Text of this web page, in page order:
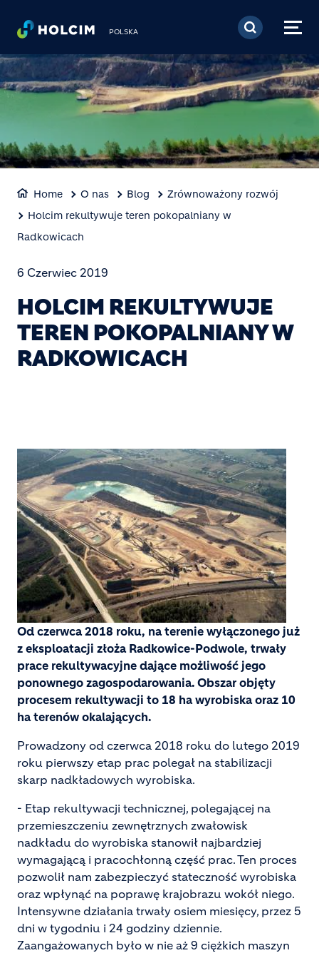
Przejdź do treści
POLSKA
Home O nas Blog
Zrównoważony rozwój
Holcim rekultywuje teren pokopalniany w
Radkowicach
6 Czerwiec 2019
HOLCIM REKULTYWUJE
TEREN POKOPALNIANY W
RADKOWICACH
Od czerwca 2018 roku, na terenie wyłączonego już
z eksploatacji złoża Radkowice-Podwole, trwały
prace rekultywacyjne dające możliwość jego
ponownego zagospodarowania. Obszar objęty
procesem rekultywacji to 18 ha wyrobiska oraz 10
ha terenów okalających.
Prowadzony od czerwca 2018 roku do lutego 2019
roku pierwszy etap prac polegał na stabilizacji
skarp nadkładowych wyrobiska.
- Etap rekultywacji technicznej, polegającej na
przemieszczeniu zewnętrznych zwałowisk
nadkładu do wyrobiska stanowił najbardziej
wymagającą i pracochłonną część prac. Ten proces
pozwolił nam zabezpieczyć stateczność wyrobiska
oraz wpłynąć na poprawę krajobrazu wokół niego.
Intensywne działania trwały osiem miesięcy, przez 5
dni w tygodniu i 24 godziny dziennie.
Zaangażowanych było w nie aż 9 ciężkich maszyn